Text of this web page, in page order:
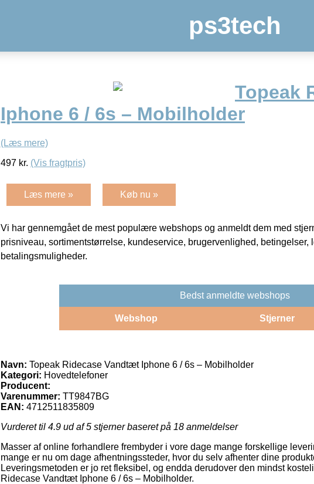
ps3tech
Topeak
Iphone 6 / 6s – Mobilholder
(Læs mere)
497 kr. (Vis fragtpris)
Læs mere » Køb nu »
Vi har gennemgået de mest populære webshops og anmeldt dem med
prisniveau, sortimentstørrelse, kundeservice, brugervenlighed, betingelser,
betalingsmuligheder.
Bedst anmeldte webshops
Webshop Stjerner
Navn: Topeak Ridecase Vandtæt Iphone 6 / 6s – Mobilholder
Kategori: Hovedtelefoner
Producent:
Varenummer: TT9847BG
EAN: 4712511835809
Vurderet til 4.9 ud af 5 stjerner baseret på 18 anmeldelser
Masser af online forhandlere frembyder i vore dage mange forskellige
mange er nu om dage afhentningssteder, hvor du selv afhenter dine
Leveringsmetoden er jo ret fleksibel, og endda derudover den mindst
Ridecase Vandtæt Iphone 6 / 6s – Mobilholder.